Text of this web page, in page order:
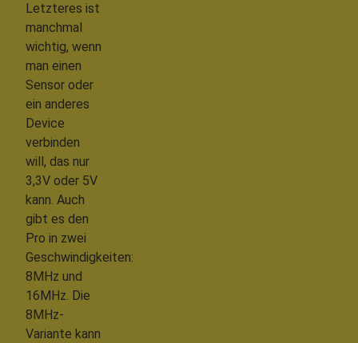
Letzteres ist
manchmal
wichtig, wenn
man einen
Sensor oder
ein anderes
Device
verbinden
will, das nur
3,3V oder 5V
kann. Auch
gibt es den
Pro in zwei
Geschwindigkeiten:
8MHz und
16MHz. Die
8MHz-
Variante kann